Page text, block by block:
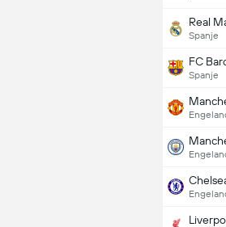
Real
Spanje
FC
Spanje